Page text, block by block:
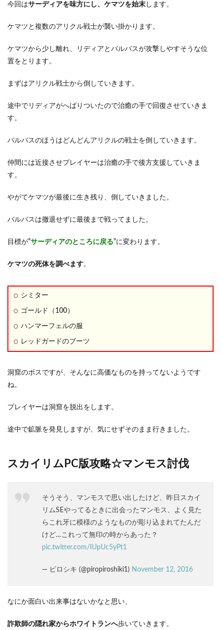
今回はサーディアを味方にし、ケマツを始末 します。
ケマツと複数のアリクル戦士が襲い掛かります。
ケマツから少し離れ、リディアとバルバスが攻撃しやすそうな位
置をとります。
まずはアリクル戦士から倒していきます。
途中でリディアがへばりついたので治癒の手で回復させていきま
す。
バルバスのほうはどんどんアリクルの戦士を倒していきます。
仲間には近接させプレイヤーは治癒の手で後方支援していきま
す。
やがてケマツが最後に生き残り、倒していきました。
バルバスは撤退せずに最後まで戦ってました。
目標が”サーディアのところに戻る”に変わります。
ケマツの死体を調べます。
シミター
ゴールド（100）
ハンマーフェルの服
レッドガードのブーツ
洞窟のボスですが、そんなに高価なものを持ってないようです
ね。
プレイヤーは洞窟を脱出をします。
途中で鉱脈を発見しますが、気にせずそのまま行きました。
スカイリムPC版攻略☆マンモス討伐
そうそう、マンモスで思い出したけど、昨日スカイ
リムSEやってるときに出会ったマンモス、よく見た
らこれ牙に模様のようなものが彫り込まれてたんだ
けど…これって無印の時からあった？
pic.twitter.com/IUpUc5yPt1
— ピロシキ (@piropiroshiki1) November 12, 2016
なにか面白い出来事はないかなと思い、
詐欺師の隠れ家からホワイトランへ歩いていきます。